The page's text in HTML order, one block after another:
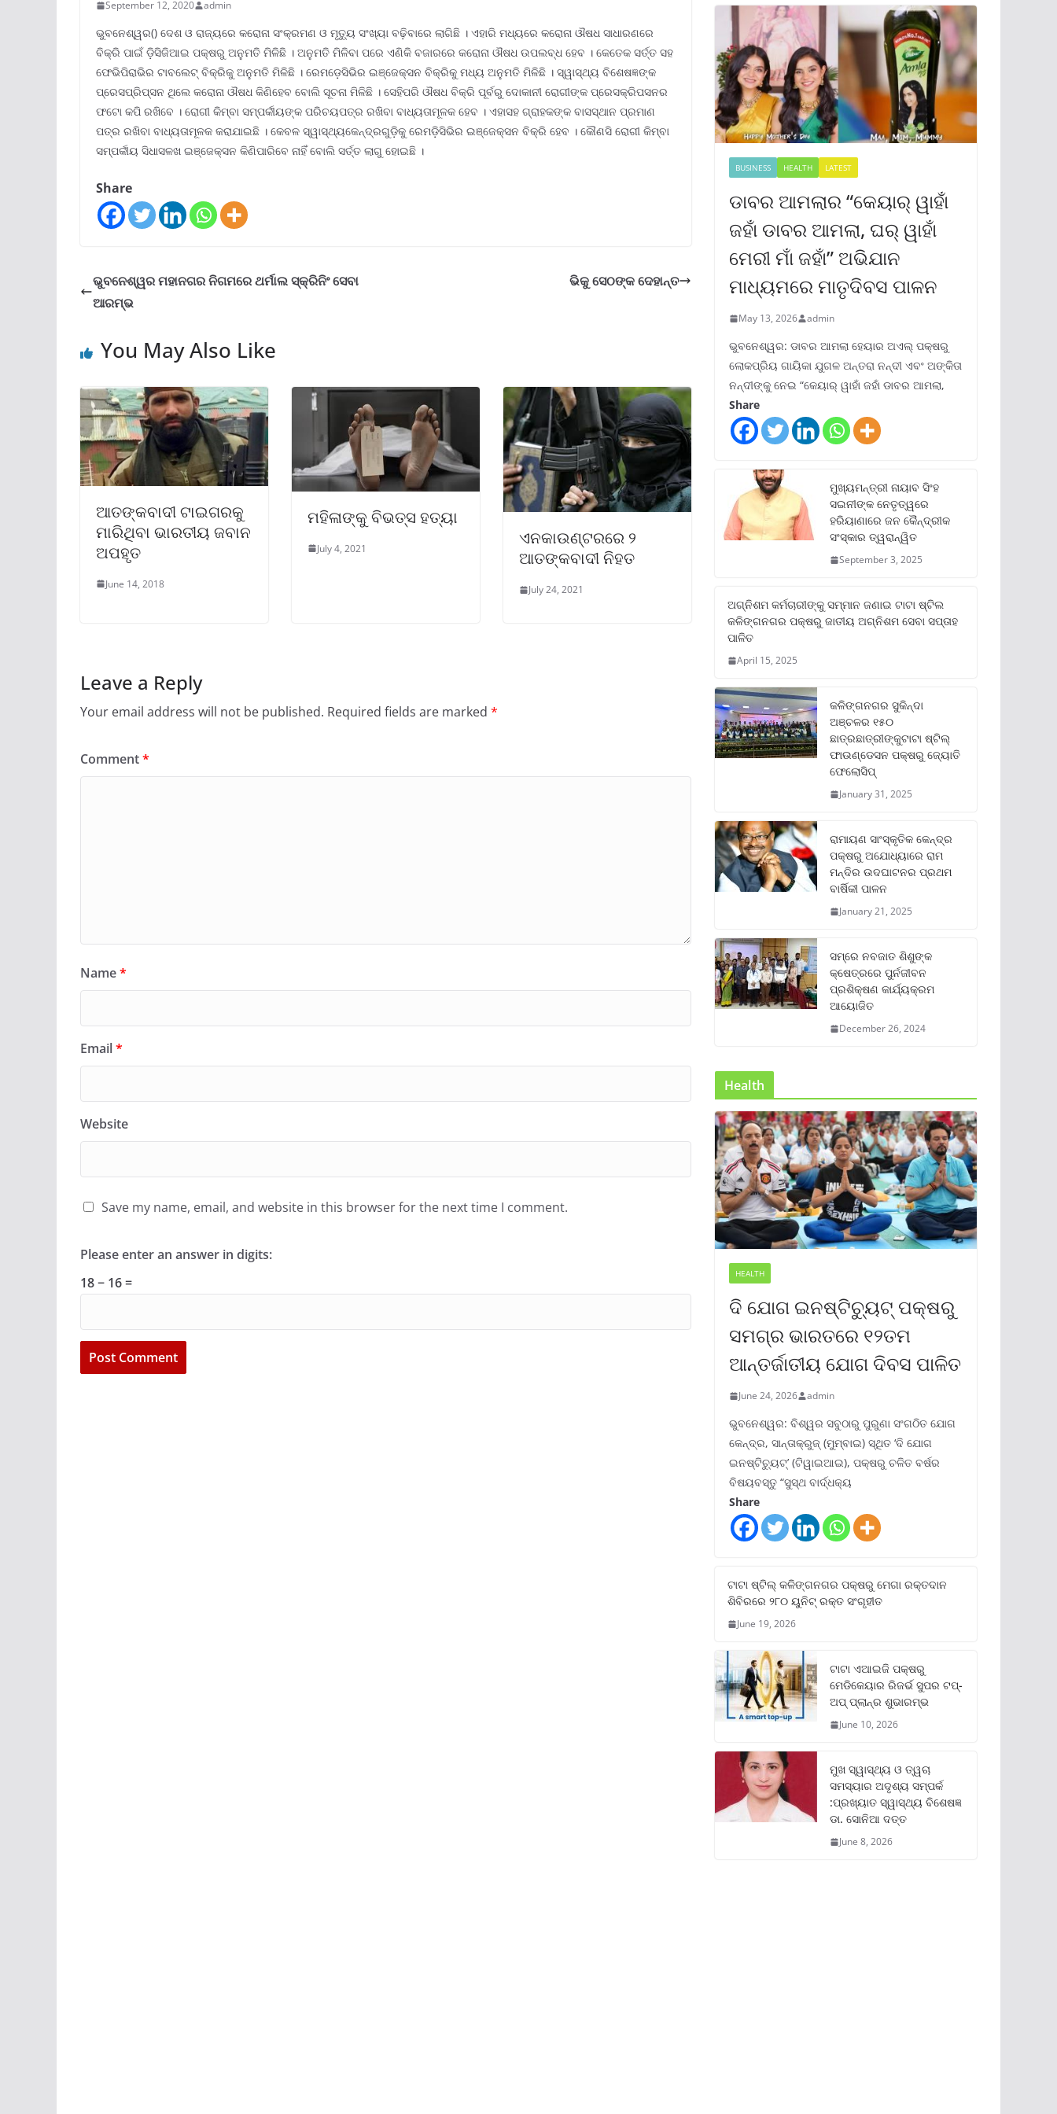
September 12, 2020 admin
ଭୁବନେଶ୍ୱର() ଦେଶ ଓ ରାଜ୍ୟରେ କରୋନା ସଂକ୍ରମଣ ଓ ମୃତ୍ୟୁ ସଂଖ୍ୟା ବଢ଼ିବାରେ ଲାଗିଛି । ଏହାରି ମଧ୍ୟରେ କରୋନା ଔଷଧ ସାଧାରଣରେ
ବିକ୍ରି ପାଇଁ ଡ଼ିସିଜିଆଇ ପକ୍ଷରୁ ଅନୁମତି ମିଳିଛି । ଅନୁମତି ମିଳିବା ପରେ ଏଣିକି ବଜାରରେ କରୋନା ଔଷଧ ଉପଲବ୍ଧ ହେବ । କେତେକ ସର୍ତ୍ତ ସହ
ଫେଭିପିରାଭିର ଟାବଲେଟ୍ ବିକ୍ରିକୁ ଅନୁମତି ମିଳିଛି । ରେମଡ଼େସିଭିର ଇଞ୍ଜେକ୍ସନ ବିକ୍ରିକୁ ମଧ୍ୟ ଅନୁମତି ମିଳିଛି । ସ୍ୱାସ୍ଥ୍ୟ ବିଶେଷଜ୍ଞଙ୍କ
ପ୍ରେସପ୍ରିପ୍ସନ ଥିଲେ କରୋନା ଔଷଧ କିଣିହେବ ବୋଲି ସୂଚନା ମିଳିଛି । ସେହିପରି ଔଷଧ ବିକ୍ରି ପୂର୍ବରୁ ଦୋକାନୀ ରୋଗୀଙ୍କ ପ୍ରେସକ୍ରିପସନର
ଫଟୋ କପି ରଖିବେ । ରୋଗୀ କିମ୍ବା ସମ୍ପର୍କୀୟଙ୍କ ପରିଚୟପତ୍ର ରଖିବା ବାଧ୍ୟତାମୂଳକ ହେବ । ଏହାସହ ଗ୍ରାହକଙ୍କ ବାସସ୍ଥାନ ପ୍ରମାଣ
ପତ୍ର ରଖିବା ବାଧ୍ୟତାମୂଳକ କରାଯାଇଛି । କେବଳ ସ୍ୱାସ୍ଥ୍ୟକେନ୍ଦ୍ରଗୁଡ଼ିକୁ ରେମଡ଼ିସିଭିର ଇଞ୍ଜେକ୍ସନ ବିକ୍ରି ହେବ । କୌଣସି ରୋଗୀ କିମ୍ବା
ସମ୍ପର୍କୀୟ ସିଧାସଳଖ ଇଞ୍ଜେକ୍ସନ କିଣିପାରିବେ ନାହିଁ ବୋଲି ସର୍ତ୍ତ ଲାଗୁ ହୋଇଛି ।
Share
ଭୁବନେଶ୍ୱର ମହାନଗର ନିଗମରେ ଥର୍ମାଲ ସ୍କ୍ରିନିଂ ସେବା
ଆରମ୍ଭ
ଭିକୁ ସେଠଙ୍କ ଦେହାନ୍ତ
You May Also Like
ଆତଙ୍କବାଦୀ ଟାଇଗରକୁ
ମାରିଥିବା ଭାରତୀୟ ଜବାନ
ଅପହୃତ
June 14, 2018
ମହିଳାଙ୍କୁ ବିଭତ୍ସ ହତ୍ୟା
July 4, 2021
ଏନକାଉଣ୍ଟରରେ ୨
ଆତଙ୍କବାଦୀ ନିହତ
July 24, 2021
Leave a Reply
Your email address will not be published. Required fields are marked *
Comment*
Name*
Email*
Website
Save my name, email, and website in this browser for the next time I comment.
Please enter an answer in digits:
18 − 16 =
BUSINESS HEALTH LATEST
ଡାବର ଆମଲାର “କେୟାର୍ ୱାହାଁ
ଜହାଁ ଡାବର ଆମଲା, ଘର୍ ୱାହାଁ
ମେରୀ ମାଁ ଜହାଁ” ଅଭିଯାନ
ମାଧ୍ୟମରେ ମାତୃଦିବସ ପାଳନ
May 13, 2026 admin
ଭୁବନେଶ୍ୱର: ଡାବର ଆମଲା ହେୟାର ଅଏଲ୍ ପକ୍ଷରୁ
ଲୋକପ୍ରିୟ ଗାୟିକା ଯୁଗଳ ଅନ୍ତରା ନନ୍ଦୀ ଏବଂ ଅଙ୍କିତା
ନନ୍ଦୀଙ୍କୁ ନେଇ “କେୟାର୍ ୱାହାଁ ଜହାଁ ଡାବର ଆମଲା,
Share
ମୁଖ୍ୟମନ୍ତ୍ରୀ ନାୟାବ ସିଂହ
ସଇନୀଙ୍କ ନେତୃତ୍ୱରେ
ହରିୟାଣାରେ ଜନ କୈନ୍ଦ୍ରୀକ
ସଂସ୍କାର ତ୍ୱରାନ୍ୱିତ
September 3, 2025
ଅଗ୍ନିଶମ କର୍ମଚାରୀଙ୍କୁ ସମ୍ମାନ ଜଣାଇ ଟାଟା ଷ୍ଟିଲ
କଳିଙ୍ଗନଗର ପକ୍ଷରୁ ଜାତୀୟ ଅଗ୍ନିଶମ ସେବା ସପ୍ତାହ
ପାଳିତ
April 15, 2025
କଳିଙ୍ଗନଗର ସୁକିନ୍ଦା
ଅଞ୍ଚଳର ୧୫୦
ଛାତ୍ରଛାତ୍ରୀଙ୍କୁଟାଟା ଷ୍ଟିଲ୍
ଫାଉଣ୍ଡେସନ ପକ୍ଷରୁ ଜ୍ୟୋତି
ଫେଲୋସିପ୍‌
January 31, 2025
ରାମାୟଣ ସାଂସ୍କୃତିକ କେନ୍ଦ୍ର
ପକ୍ଷରୁ ଅଯୋଧ୍ୟାରେ ରାମ
ମନ୍ଦିର ଉଦଘାଟନର ପ୍ରଥମ
ବାର୍ଷିକୀ ପାଳନ
January 21, 2025
ସମ୍‌ରେ ନବଜାତ ଶିଶୁଙ୍କ
କ୍ଷେତ୍ରରେ ପୁର୍ନଜୀବନ
ପ୍ରଶିକ୍ଷଣ କାର୍ଯ୍ୟକ୍ରମ
ଆୟୋଜିତ
December 26, 2024
Health
HEALTH
ଦି ଯୋଗ ଇନଷ୍ଟିଚ୍ୟୁଟ୍ ପକ୍ଷରୁ
ସମଗ୍ର ଭାରତରେ ୧୨ତମ
ଆନ୍ତର୍ଜାତୀୟ ଯୋଗ ଦିବସ ପାଳିତ
June 24, 2026 admin
ଭୁବନେଶ୍ୱର: ବିଶ୍ୱର ସବୁଠାରୁ ପୁରୁଣା ସଂଗଠିତ ଯୋଗ
କେନ୍ଦ୍ର, ସାନ୍ତାକ୍ରୁଜ୍ (ମୁମ୍ବାଇ) ସ୍ଥିତ ‘ଦି ଯୋଗ
ଇନଷ୍ଟିଚ୍ୟୁଟ୍‌’ (ଟିୱାଇଆଇ), ପକ୍ଷରୁ ଚଳିତ ବର୍ଷର
ବିଷୟବସ୍ତୁ “ସୁସ୍ଥ ବାର୍ଦ୍ଧକ୍ୟ
Share
ଟାଟା ଷ୍ଟିଲ୍‌ କଳିଙ୍ଗନଗର ପକ୍ଷରୁ ମେଗା ରକ୍ତଦାନ
ଶିବିରରେ ୨୮୦ ୟୁନିଟ୍‌ ରକ୍ତ ସଂଗୃହୀତ
June 19, 2026
ଟାଟା ଏଆଇଜି ପକ୍ଷରୁ
ମେଡିକେୟାର ରିଜର୍ଭ ସୁପର ଟପ୍‌-
ଅପ୍ ପ୍ଲାନ୍‌ର ଶୁଭାରମ୍ଭ
June 10, 2026
ମୁଖ ସ୍ୱାସ୍ଥ୍ୟ ଓ ତ୍ୱଚା
ସମସ୍ୟାର ଅଦୃଶ୍ୟ ସମ୍ପର୍କ
:ପ୍ରଖ୍ୟାତ ସ୍ୱାସ୍ଥ୍ୟ ବିଶେଷଜ୍ଞ
ଡା. ସୋନିଆ ଦତ୍ତ
June 8, 2026